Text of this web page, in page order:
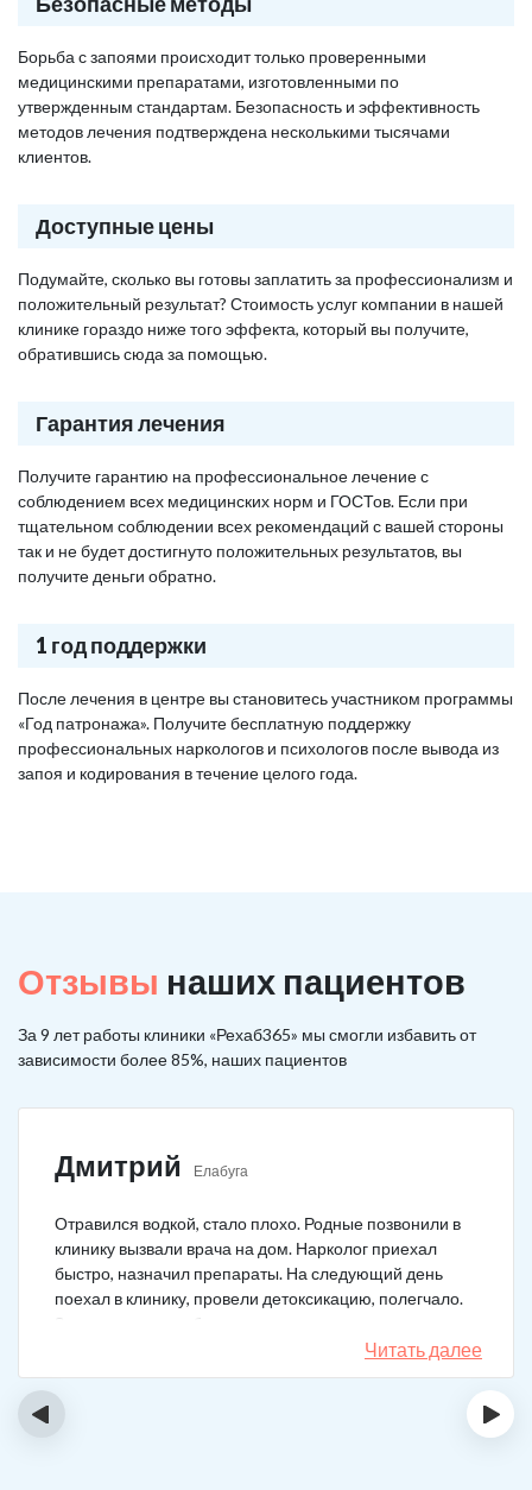
Борьба с запоями происходит только проверенными
медицинскими препаратами, изготовленными по
утвержденным стандартам. Безопасность и эффективность
методов лечения подтверждена несколькими тысячами
клиентов.
Доступные цены
Подумайте, сколько вы готовы заплатить за профессионализм и
положительный результат? Стоимость услуг компании в нашей
клинике гораздо ниже того эффекта, который вы получите,
обратившись сюда за помощью.
Гарантия лечения
Получите гарантию на профессиональное лечение с
соблюдением всех медицинских норм и ГОСТов. Если при
тщательном соблюдении всех рекомендаций с вашей стороны
так и не будет достигнуто положительных результатов, вы
получите деньги обратно.
1 год поддержки
После лечения в центре вы становитесь участником программы
«Год патронажа». Получите бесплатную поддержку
профессиональных наркологов и психологов после вывода из
запоя и кодирования в течение целого года.
Отзывы наших пациентов
За 9 лет работы клиники «Рехаб365» мы смогли избавить от
зависимости более 85%, наших пациентов
Дмитрий Елабуга
Отравился водкой, стало плохо. Родные позвонили в
клинику вызвали врача на дом. Нарколог приехал
быстро, назначил препараты. На следующий день
поехал в клинику, провели детоксикацию, полегчало.
Записался на реабилитацию, прошел и теперь думаю,
что в рот водку больше не возьму. Так намучался и
испугался.
Читать далее
‹ ›